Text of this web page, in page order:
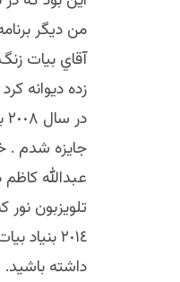
من ديگر
آقاي بيات
زده ديوانه
جايزه شدم .
عبدالله
٢٠١٤
داشته باشيد.